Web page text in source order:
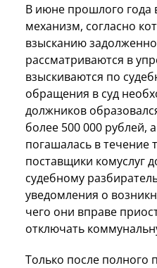
В июне прошлого года
механизм, согласно
взысканию
рассматриваются в
взыскиваются по
обращения в суд
должников
более 500 000 рублей,
погашалась в течение
поставщики комуслуг
судебному
уведомления о
чего они вправе
отключать
Только после полного